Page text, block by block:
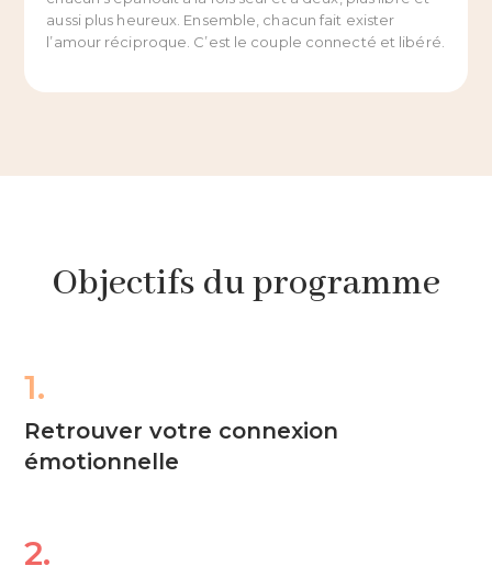
aussi plus heureux. Ensemble, chacun fait exister
l’amour réciproque. C’est le couple connecté et libéré.
Objectifs du programme
1.
Retrouver votre connexion
émotionnelle
2.